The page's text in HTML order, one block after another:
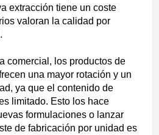
extracción tiene un coste
valoran la calidad por
comercial, los productos de
una mayor rotación y un
ya que el contenido de
limitado. Esto los hace
formulaciones o lanzar
de fabricación por unidad es